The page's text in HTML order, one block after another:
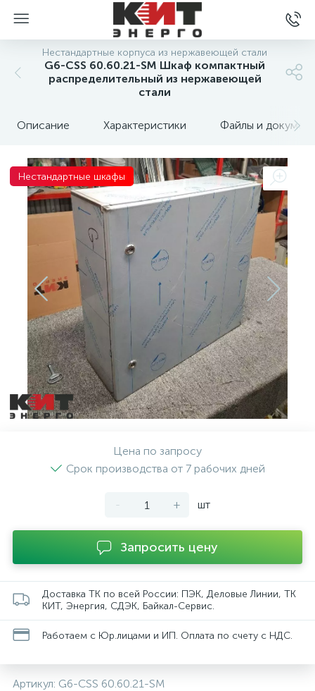
Нестандартные корпуса из нержавеющей стали
G6-CSS 60.60.21-SM Шкаф компактный
распределительный из нержавеющей
стали
Описание Характеристики Файлы и
Нестандартные шкафы
Цена по запросу
Срок производства от 7 рабочих дней
- + шт
Запросить цену
Доставка ТК по всей России: ПЭК, Деловые Линии, ТК
КИТ, Энергия, СДЭК, Байкал-Сервис.
Работаем с Юр.лицами и ИП. Оплата по счету с НДС.
Артикул: G6-CSS 60.60.21-SM